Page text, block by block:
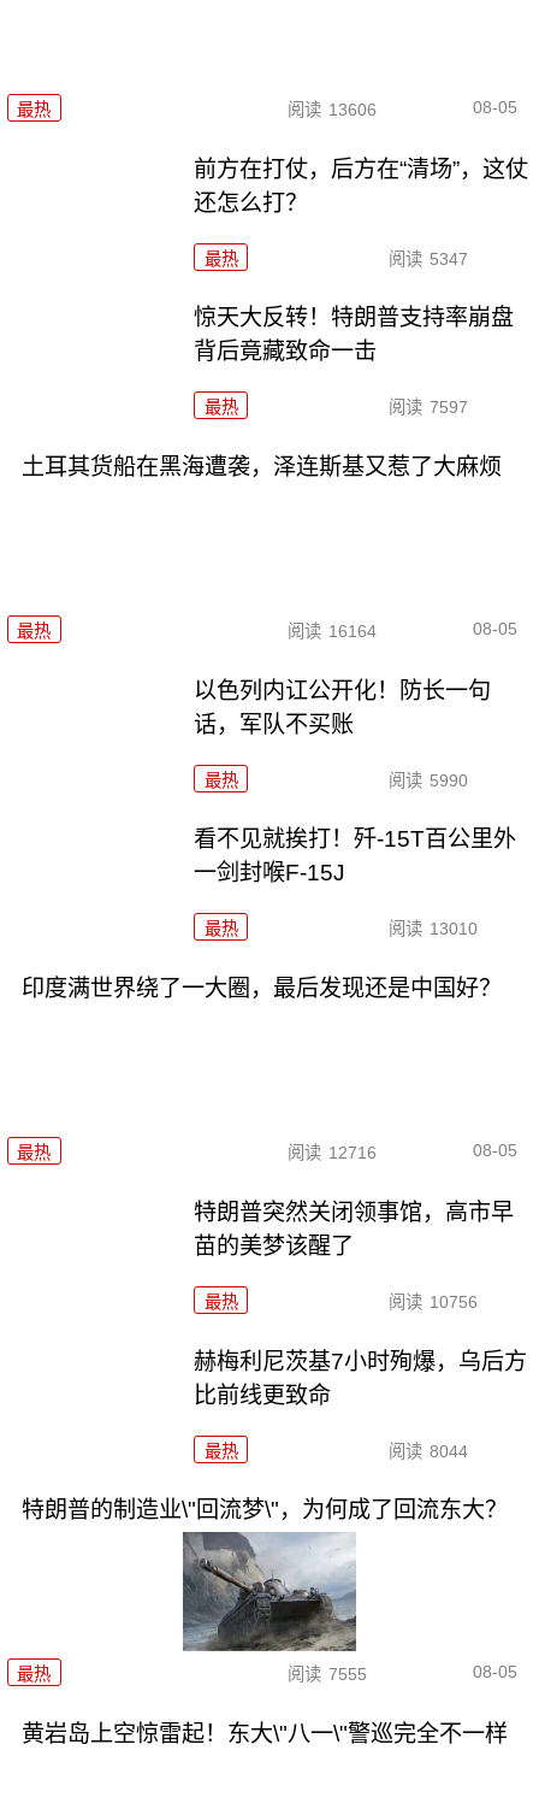
最热 阅读 13606 08-05
前方在打仗，后方在“清场”，这仗
还怎么打？
最热 阅读 5347
惊天大反转！特朗普支持率崩盘
背后竟藏致命一击
最热 阅读 7597
土耳其货船在黑海遭袭，泽连斯基又惹了大麻烦
最热 阅读 16164 08-05
以色列内讧公开化！防长一句
话，军队不买账
最热 阅读 5990
看不见就挨打！歼-15T百公里外
一剑封喉F-15J
最热 阅读 13010
印度满世界绕了一大圈，最后发现还是中国好？
最热 阅读 12716 08-05
特朗普突然关闭领事馆，高市早
苗的美梦该醒了
最热 阅读 10756
赫梅利尼茨基7小时殉爆，乌后方
比前线更致命
最热 阅读 8044
特朗普的制造业\"回流梦\"，为何成了回流东大？
最热 阅读 7555 08-05
黄岩岛上空惊雷起！东大\"八一\"警巡完全不一样